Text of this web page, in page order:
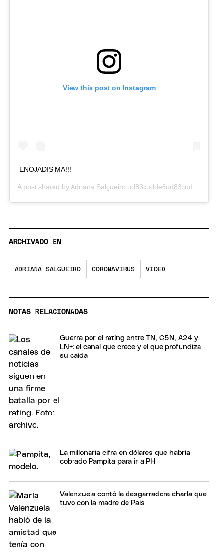
View this post on Instagram
ENOJADISIMA!!!
A post shared byAdriana Salgueiro ud83cudde6ud83cuddf7
ARCHIVADO EN
ADRIANA SALGUEIRO CORONAVIRUS VIDEO
NOTAS RELACIONADAS
Guerra por el rating entre TN, C5N, A24 y
LN+: el canal que crece y el que profundiza
su caída
La millonaria cifra en dólares que habría
cobrado Pampita para ir a PH
Valenzuela contó la desgarradora charla que
tuvo con la madre de Pais